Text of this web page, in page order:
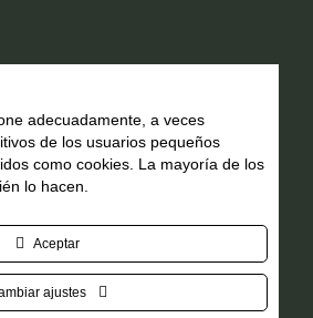
Facebook
Instagram
adecuadamente, a veces
de los usuarios pequeños
como cookies. La mayoría de los
lo hacen.
Aceptar
ajustes